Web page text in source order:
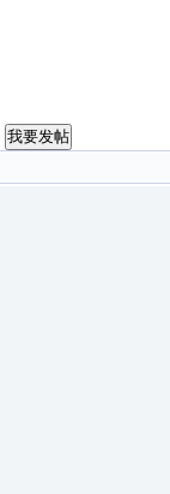
我要发帖